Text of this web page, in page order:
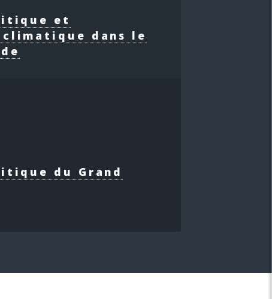
et
dans le
du Grand